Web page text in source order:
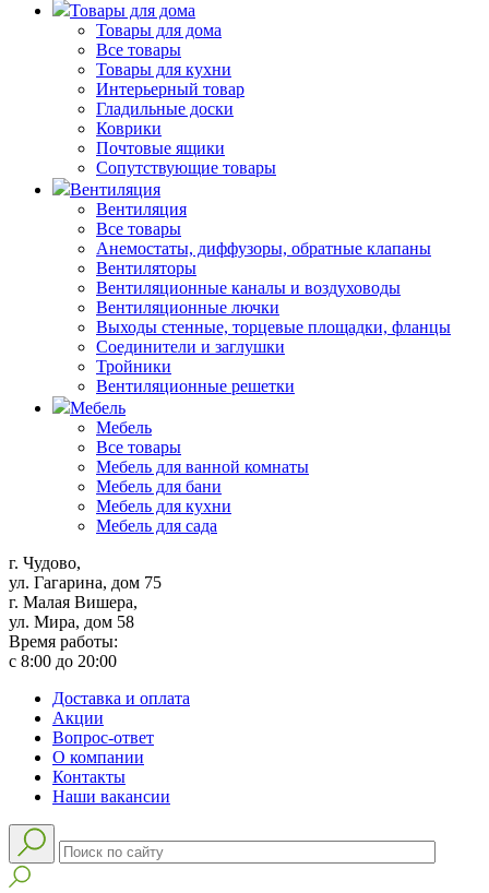
Товары для дома
Товары для дома
Все товары
Товары для кухни
Интерьерный товар
Гладильные доски
Коврики
Почтовые ящики
Сопутствующие товары
Вентиляция
Вентиляция
Все товары
Анемостаты, диффузоры, обратные клапаны
Вентиляторы
Вентиляционные каналы и воздуховоды
Вентиляционные лючки
Выходы стенные, торцевые площадки, фланцы
Соединители и заглушки
Тройники
Вентиляционные решетки
Мебель
Мебель
Все товары
Мебель для ванной комнаты
Мебель для бани
Мебель для кухни
Мебель для сада
г. Чудово,
ул. Гагарина, дом 75
г. Малая Вишера,
ул. Мира, дом 58
Время работы:
с 8:00 до 20:00
Доставка и оплата
Акции
Вопрос-ответ
О компании
Контакты
Наши вакансии